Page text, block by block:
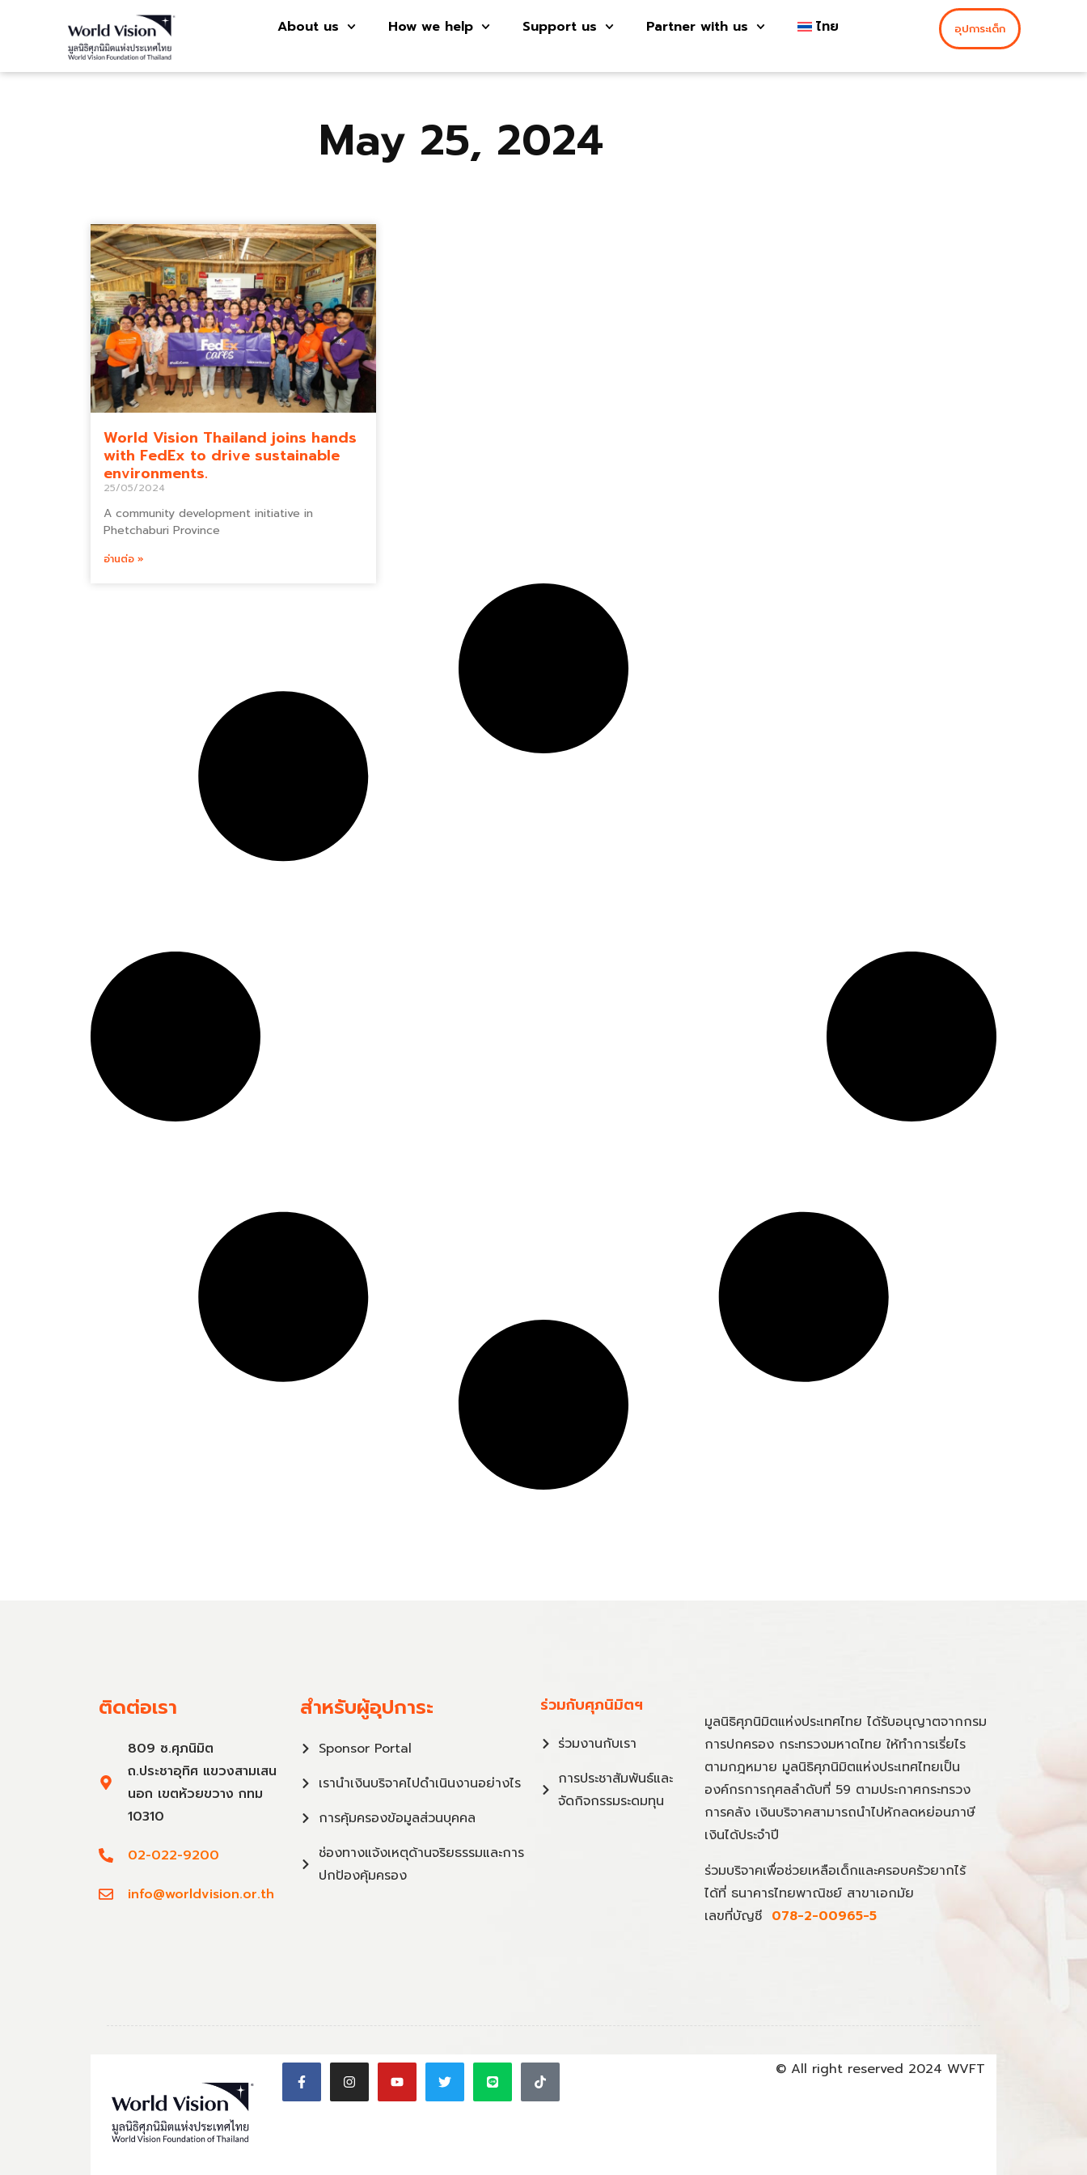
About us How we help Support us Partner with us ไทย อุปการะเด็ก
May 25, 2024
World Vision Thailand joins hands
with FedEx to drive sustainable
environments.
25/05/2024
A community development initiative in
Phetchaburi Province
อ่านต่อ »
ติดต่อเรา
809 ซ.ศุภนิมิต
ถ.ประชาอุทิศ แขวงสามเสน
นอก เขตห้วยขวาง กทม
10310
02-022-9200
info@worldvision.or.th
สำหรับผู้อุปการะ
Sponsor Portal
เรานำเงินบริจาคไปดำเนินงานอย่างไร
การคุ้มครองข้อมูลส่วนบุคคล
ช่องทางแจ้งเหตุด้านจริยธรรมและการ
ปกป้องคุ้มครอง
ร่วมกับศุภนิมิตฯ
ร่วมงานกับเรา
การประชาสัมพันธ์และ
จัดกิจกรรมระดมทุน
มูลนิธิศุภนิมิตแห่งประเทศไทย ได้รับอนุญาตจากกรม
การปกครอง กระทรวงมหาดไทย ให้ทำการเรี่ยไร
ตามกฎหมาย มูลนิธิศุภนิมิตแห่งประเทศไทยเป็น
องค์กรการกุศลลำดับที่ 59 ตามประกาศกระทรวง
การคลัง เงินบริจาคสามารถนำไปหักลดหย่อนภาษี
เงินได้ประจำปี
ร่วมบริจาคเพื่อช่วยเหลือเด็กและครอบครัวยากไร้
ได้ที่ ธนาคารไทยพาณิชย์ สาขาเอกมัย
เลขที่บัญชี 078-2-00965-5
© All right reserved 2024 WVFT